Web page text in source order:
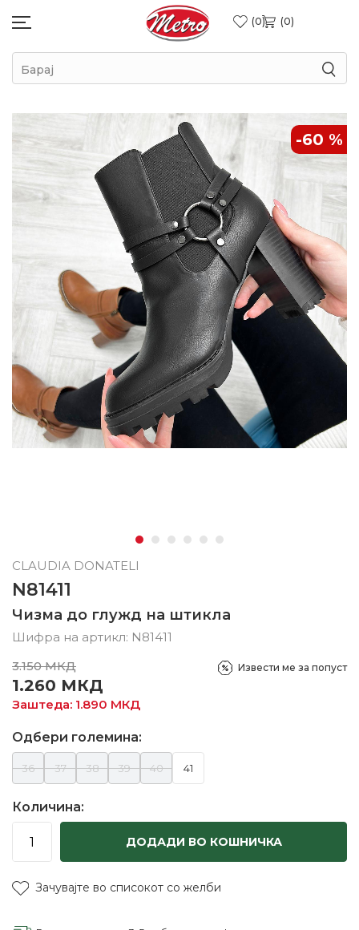
0 0
Барај
-60 %
CLAUDIA DONATELI
N81411
Чизма до глужд на штикла
Шифра на артикл: N81411
3.150 МКД
1.260 МКД
Заштеда: 1.890 МКД
Извести ме за попуст
Одбери големина:
36 37 38 39 40 41
Количина:
ДОДАДИ ВО КОШНИЧКА
Зачувајте во списокот со желби